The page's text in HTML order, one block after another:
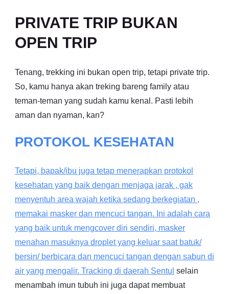
PRIVATE TRIP BUKAN
OPEN TRIP
Tenang, trekking ini bukan open trip, tetapi private trip.
So, kamu hanya akan treking bareng family atau
teman-teman yang sudah kamu kenal. Pasti lebih
aman dan nyaman, kan?
PROTOKOL KESEHATAN
Tetapi, bapak/ibu juga tetap menerapkan protokol
kesehatan yang baik dengan menjaga jarak , gak
menyentuh area wajah ketika sedang berkegiatan ,
memakai masker dan mencuci tangan. Ini adalah cara
yang baik untuk mengcover diri sendiri, masker
menahan masuknya droplet yang keluar saat batuk/
bersin/ berbicara dan mencuci tangan dengan sabun di
air yang mengalir. Tracking di daerah Sentul selain
menambah imun tubuh ini juga dapat membuat